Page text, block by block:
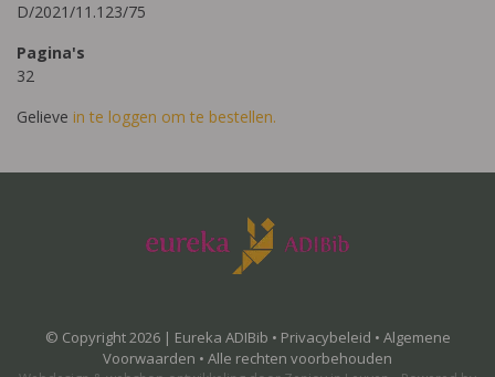
D/2021/11.123/75
Pagina's
32
Gelieve in te loggen om te bestellen.
© Copyright 2026 | Eureka ADIBib • Privacybeleid • Algemene
Voorwaarden • Alle rechten voorbehouden